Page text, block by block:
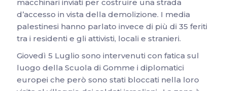
macchinari inviati per costruire una strada
d’accesso in vista della demolizione. I media
palestinesi hanno parlato invece di più di 35 feriti
tra i residenti e gli attivisti, locali e stranieri.
Giovedì 5 Luglio sono intervenuti con fatica sul
luogo della Scuola di Gomme i diplomatici
europei che però sono stati bloccati nella loro